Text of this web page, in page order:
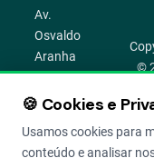
Av.
Osvaldo
Aranha
1022 –
Bom
Porto
Alegre –
©
🍪 Cookies e
Usamos cookies para
conteúdo e analisar